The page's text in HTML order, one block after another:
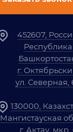
452607,
Республика
г.
ул. Северная,
130000,
Мангистауская
г. Актау, мкр.